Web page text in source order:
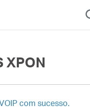
XPON
com sucesso.